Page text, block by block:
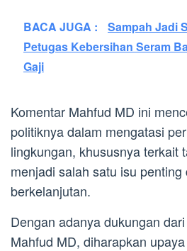
BACA JUGA :
Sampah Jadi
Petugas Kebersihan Seram
Gaji
Komentar Mahfud MD ini
politiknya dalam mengatasi
lingkungan, khususnya terkait
menjadi salah satu isu
berkelanjutan.
Dengan adanya dukungan
Mahfud MD, diharapkan